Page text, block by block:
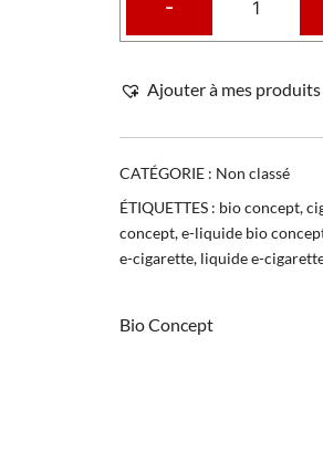
Ajouter à mes
CATÉGORIE : Non classé
ÉTIQUETTES : bio concept,
concept,e-liquide bio
e-cigarette, liquide e-
Bio Concept